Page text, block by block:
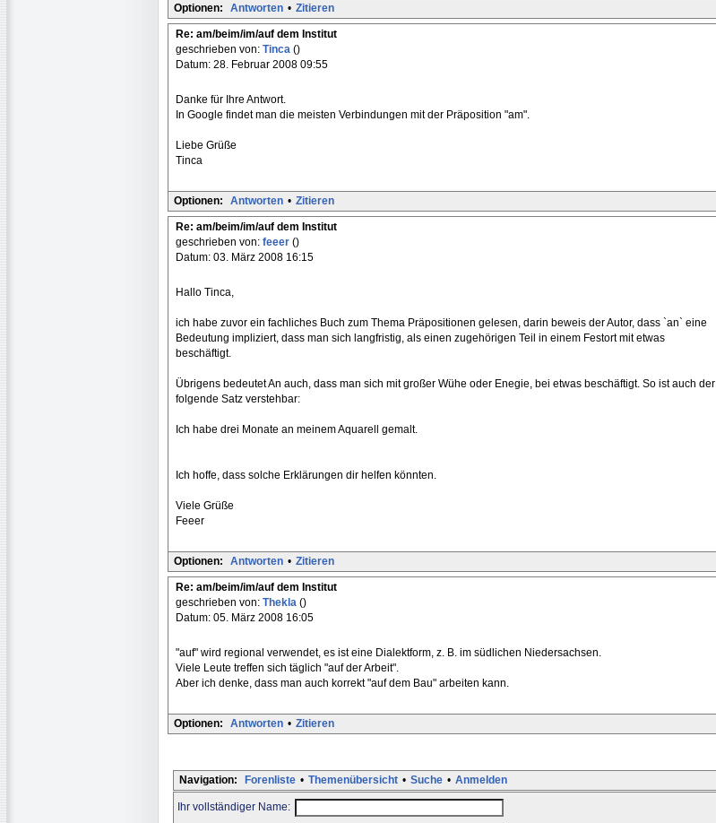
Optionen: Antworten • Zitieren
Re: am/beim/im/auf dem Institut
geschrieben von: Tinca ()
Datum: 28. Februar 2008 09:55
Danke für Ihre Antwort.
In Google findet man die meisten Verbindungen mit der Präposition "am".
Liebe Grüße
Tinca
Optionen: Antworten • Zitieren
Re: am/beim/im/auf dem Institut
geschrieben von: feeer ()
Datum: 03. März 2008 16:15
Hallo Tinca,
ich habe zuvor ein fachliches Buch zum Thema Präpositionen gelesen, darin beweis der Autor, dass `an` eine
Bedeutung impliziert, dass man sich langfristig, als einen zugehörigen Teil in einem Festort mit etwas
beschäftigt.
Übrigens bedeutet An auch, dass man sich mit großer Wühe oder Enegie, bei etwas beschäftigt. So ist auch der
folgende Satz verstehbar:
Ich habe drei Monate an meinem Aquarell gemalt.
Ich hoffe, dass solche Erklärungen dir helfen könnten.
Viele Grüße
Feeer
Optionen: Antworten • Zitieren
Re: am/beim/im/auf dem Institut
geschrieben von: Thekla ()
Datum: 05. März 2008 16:05
"auf" wird regional verwendet, es ist eine Dialektform, z. B. im südlichen Niedersachsen.
Viele Leute treffen sich täglich "auf der Arbeit".
Aber ich denke, dass man auch korrekt "auf dem Bau" arbeiten kann.
Optionen: Antworten • Zitieren
Navigation: Forenliste • Themenübersicht • Suche • Anmelden
Ihr vollständiger Name: